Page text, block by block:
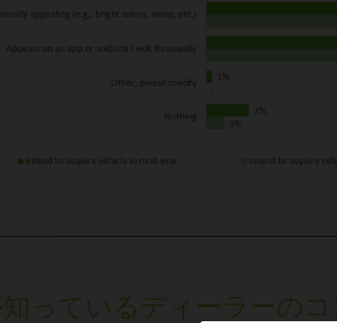
っているディーラーの